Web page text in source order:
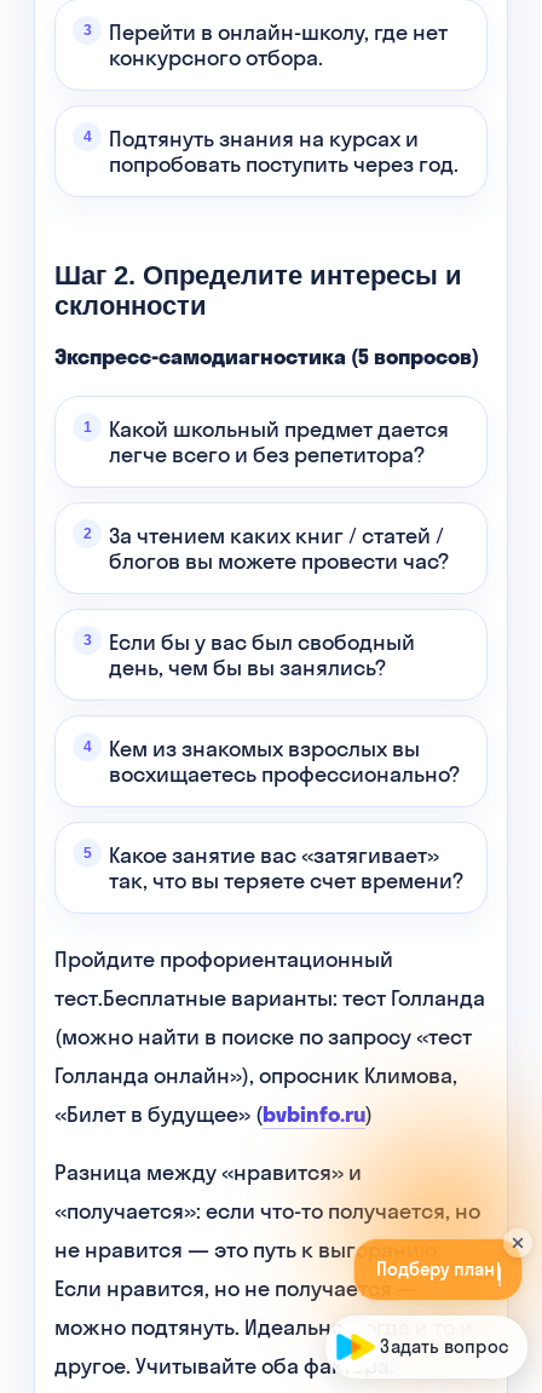
Перейти в онлайн-школу, где нет
конкурсного отбора.
Подтянуть знания на курсах и
попробовать поступить через год.
Шаг 2. Определите интересы и
склонности
Экспресс-самодиагностика (5 вопросов)
Какой школьный предмет дается
легче всего и без репетитора?
За чтением каких книг / статей /
блогов вы можете провести час?
Если бы у вас был свободный
день, чем бы вы занялись?
Кем из знакомых взрослых вы
восхищаетесь профессионально?
Какое занятие вас «затягивает»
так, что вы теряете счет времени?
Пройдите профориентационный
тест.Бесплатные варианты: тест Голланда
(можно найти в поиске по запросу «тест
Голланда онлайн»), опросник Климова,
«Билет в будущее» (bvbinfo.ru)
Разница между «нравится» и
«получается»: если что-то получается, но
не нравится — это путь к выгоранию.
Если нравится, но не получается —
можно подтянуть. Идеально, когда и то и
другое. Учитывайте оба фактора.
ногообученияв
Д
ашн ем л и це е под ашице
Задать вопрос